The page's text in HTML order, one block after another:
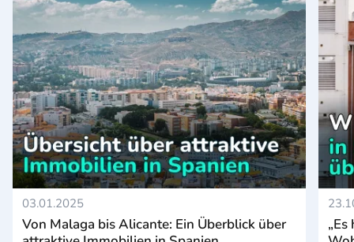
03.01.2025
Von Malaga bis Alicante: Ein Überblick über